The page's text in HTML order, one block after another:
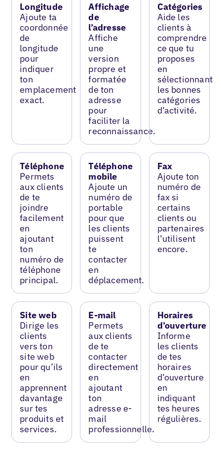
Longitude
Ajoute ta
coordonnée
de
longitude
pour
indiquer
ton
emplacement
exact.
Affichage
de
l’adresse
Affiche
une
version
propre et
formatée
de ton
adresse
pour
faciliter la
reconnaissance.
Catégories
Aide les
clients à
comprendre
ce que tu
proposes
en
sélectionnant
les bonnes
catégories
d’activité.
Téléphone
Permets
aux clients
de te
joindre
facilement
en
ajoutant
ton
numéro de
téléphone
principal.
Téléphone
mobile
Ajoute un
numéro de
portable
pour que
les clients
puissent
te
contacter
en
déplacement.
Fax
Ajoute ton
numéro de
fax si
certains
clients ou
partenaires
l’utilisent
encore.
Site web
Dirige les
clients
vers ton
site web
pour qu’ils
en
apprennent
davantage
sur tes
produits et
services.
E-mail
Permets
aux clients
de te
contacter
directement
en
ajoutant
ton
adresse e-
mail
professionnelle.
Horaires
d’ouverture
Informe
les clients
de tes
horaires
d’ouverture
en
indiquant
tes heures
régulières.